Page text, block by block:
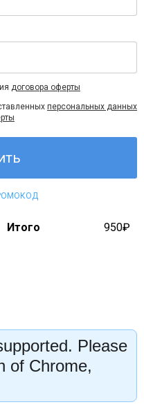
договора оферты
персональных данных
Итого 950₽
Please
of Chrome,